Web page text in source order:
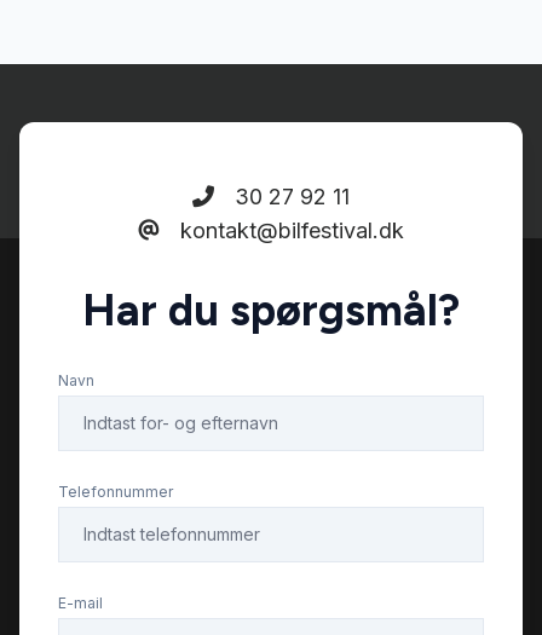
30 27 92 11
kontakt@bilfestival.dk
Har du spørgsmål?
Navn
Telefonnummer
E-mail